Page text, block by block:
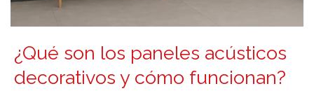
¿Qué son los paneles acústicos
decorativos y cómo funcionan?